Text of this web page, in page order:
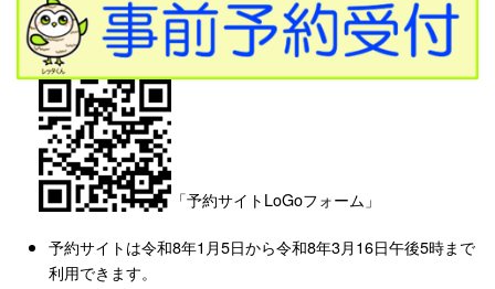
「予約サイトLoGoフォーム」
予約サイトは令和8年1月5日から令和8年3月16日午後5時まで
利用できます。